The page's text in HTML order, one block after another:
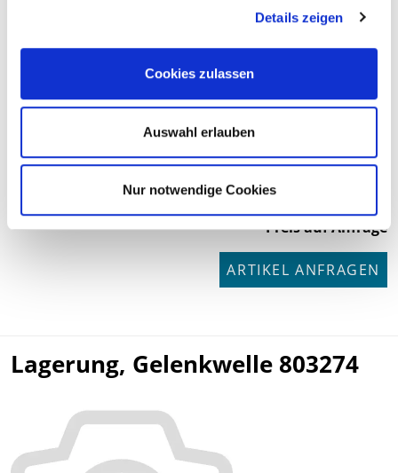
Details zeigen
Cookies zulassen
Auswahl erlauben
Nur notwendige Cookies
Preis auf Anfrage
ARTIKEL ANFRAGEN
Lagerung, Gelenkwelle 803274